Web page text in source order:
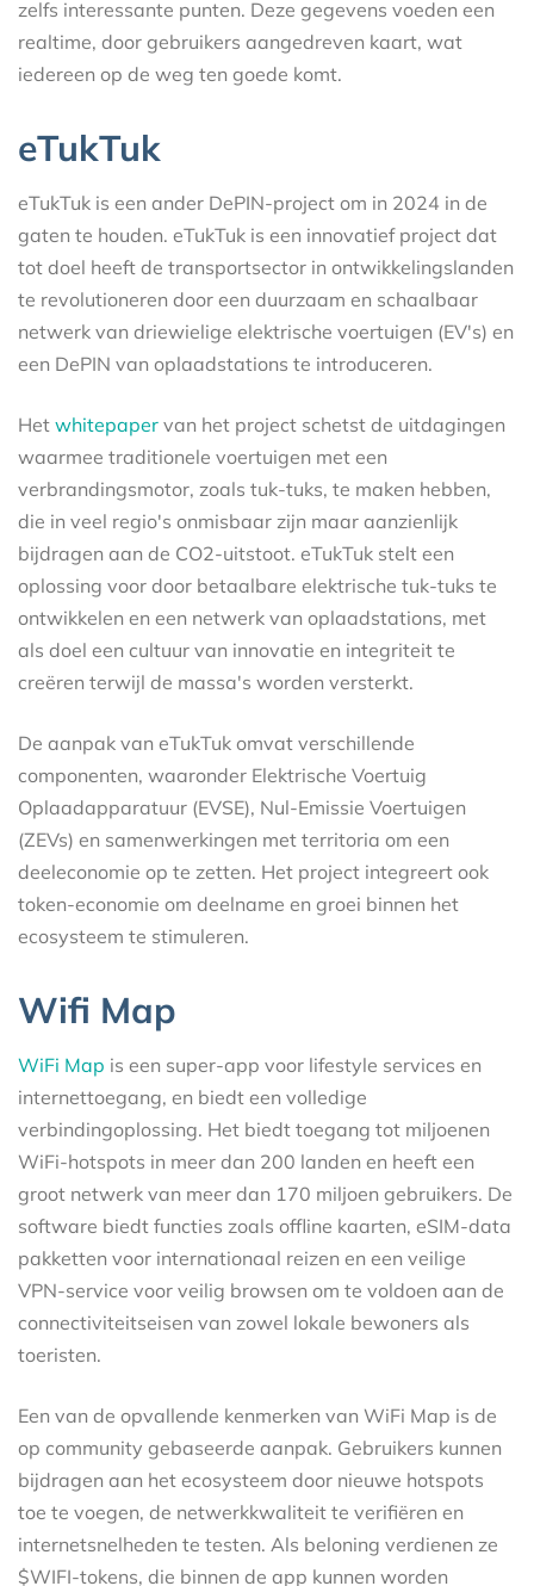
zelfs interessante punten. Deze gegevens voeden een
realtime, door gebruikers aangedreven kaart, wat
iedereen op de weg ten goede komt.
eTukTuk
eTukTuk is een ander DePIN-project om in 2024 in de
gaten te houden. eTukTuk is een innovatief project dat
tot doel heeft de transportsector in ontwikkelingslanden
te revolutioneren door een duurzaam en schaalbaar
netwerk van driewielige elektrische voertuigen (EV's) en
een DePIN van oplaadstations te introduceren.
Het whitepaper van het project schetst de uitdagingen
waarmee traditionele voertuigen met een
verbrandingsmotor, zoals tuk-tuks, te maken hebben,
die in veel regio's onmisbaar zijn maar aanzienlijk
bijdragen aan de CO2-uitstoot. eTukTuk stelt een
oplossing voor door betaalbare elektrische tuk-tuks te
ontwikkelen en een netwerk van oplaadstations, met
als doel een cultuur van innovatie en integriteit te
creëren terwijl de massa's worden versterkt.
De aanpak van eTukTuk omvat verschillende
componenten, waaronder Elektrische Voertuig
Oplaadapparatuur (EVSE), Nul-Emissie Voertuigen
(ZEVs) en samenwerkingen met territoria om een
deeleconomie op te zetten. Het project integreert ook
token-economie om deelname en groei binnen het
ecosysteem te stimuleren.
Wifi Map
WiFi Map is een super-app voor lifestyle services en
internettoegang, en biedt een volledige
verbindingoplossing. Het biedt toegang tot miljoenen
WiFi-hotspots in meer dan 200 landen en heeft een
groot netwerk van meer dan 170 miljoen gebruikers. De
software biedt functies zoals offline kaarten, eSIM-data
pakketten voor internationaal reizen en een veilige
VPN-service voor veilig browsen om te voldoen aan de
connectiviteitseisen van zowel lokale bewoners als
toeristen.
Een van de opvallende kenmerken van WiFi Map is de
op community gebaseerde aanpak. Gebruikers kunnen
bijdragen aan het ecosysteem door nieuwe hotspots
toe te voegen, de netwerkkwaliteit te verifiëren en
internetsnelheden te testen. Als beloning verdienen ze
$WIFI-tokens, die binnen de app kunnen worden